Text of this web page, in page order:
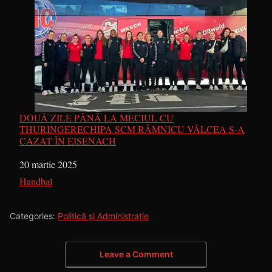
DOUĂ ZILE PÂNĂ LA MECIUL CU
THURINGERECHIPA SCM RÂMNICU VÂLCEA S-A
CAZAT ÎN EISENACH
Dată
20 martie 2025
În legătură cu
Handbal
Categories: Politică și Administrație
Leave a Comment